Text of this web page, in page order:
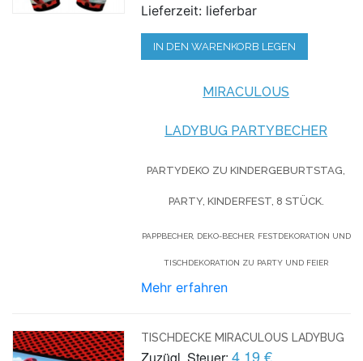
Lieferzeit: lieferbar
IN DEN WARENKORB LEGEN
MIRACULOUS
LADYBUG PARTYBECHER
PARTYDEKO ZU KINDERGEBURTSTAG,
PARTY, KINDERFEST, 8 STÜCK.
PAPPBECHER, DEKO-BECHER, FESTDEKORATION UND
TISCHDEKORATION ZU PARTY UND FEIER
Mehr erfahren
TISCHDECKE MIRACULOUS LADYBUG
4,19 €